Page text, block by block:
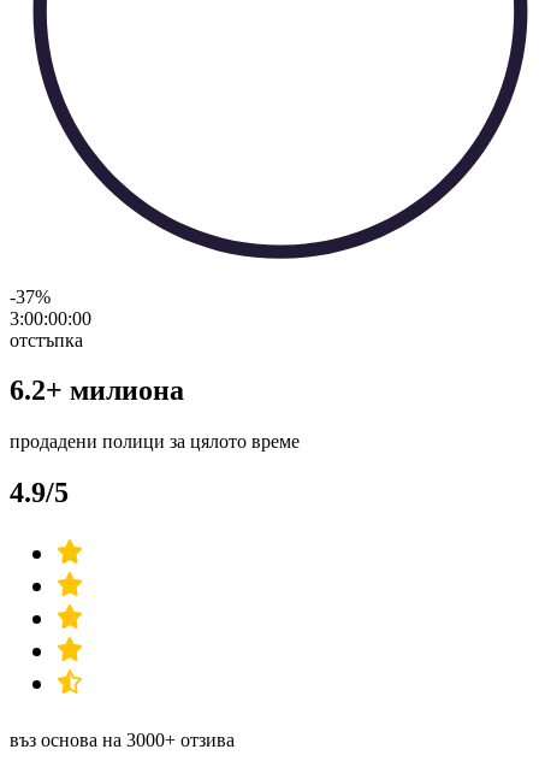
-37%
3:00:00:00
отстъпка
6.2+ милиона
продадени полици за цялото време
4.9/5
въз основа на 3000+ отзива